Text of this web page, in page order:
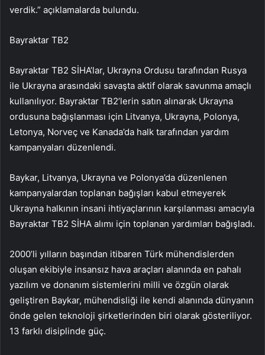
verdik.” açıklamalarda bulundu.
Bayraktar TB2
Bayraktar TB2 SİHA’lar, Ukrayna Ordusu tarafından Rusya
ile Ukrayna arasındaki savaşta aktif olarak savunma amaçlı
kullanılıyor. Bayraktar TB2’lerin satın alınarak Ukrayna
ordusuna bağışlanması için Litvanya, Ukrayna, Polonya,
Letonya, Norveç ve Kanada’da halk tarafından yardım
kampanyaları düzenlendi.
Baykar, Litvanya, Ukrayna ve Polonya’da düzenlenen
kampanyalardan toplanan bağışları kabul etmeyerek
Ukrayna halkının insani ihtiyaçlarının karşılanması amacıyla
Bayraktar TB2 SİHA alımı için toplanan yardımları bağışladı.
2000’li yılların başından itibaren Türk mühendislerden
oluşan ekibiyle insansız hava araçları alanında en pahalı
yazılım ve donanım sistemlerini milli ve özgün olarak
geliştiren Baykar, mühendisliği ile kendi alanında dünyanın
önde gelen teknoloji şirketlerinden biri olarak gösteriliyor.
13 farklı disiplinde güç.